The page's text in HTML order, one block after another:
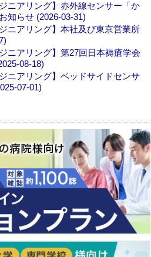
ニアリング】赤外線センサー「か
知らせ (2026-03-31)
ニアリング】本社及び東京営業所
ニアリング】第27回日本褥瘡学会
08-18)
ニアリング】ベッドサイドセンサ
07-01)